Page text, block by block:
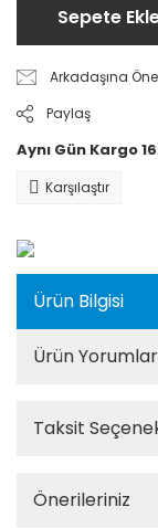
Sepete
Arkadaşına
Paylaş
Aynı Gün Kargo
Karşılaştır
Ürün Bilgisi
Ürün
Taksit
Önerileriniz